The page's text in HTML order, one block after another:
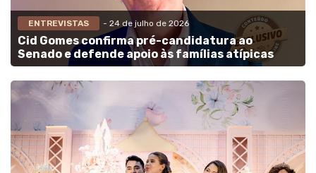
ENTREVISTAS - 24 de julho de 2026
Cid Gomes confirma pré-candidatura ao
Senado e defende apoio às famílias atípicas